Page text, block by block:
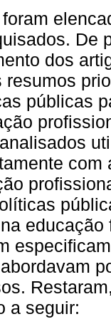
De
dos
resumos
públicas
a seguir: